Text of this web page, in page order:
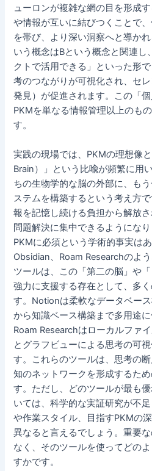
ューロンが複雑な網の目を形成
や情報が互いに結びつくことで
を帯び、より深い洞察へと導か
いう概念はBという概念と関連し
クトで活用できる」といった形
考のつながりが可視化され、セ
発見）が促進されます。この「
PKMを単なる情報管理以上のも
す。
実践の現場では、PKMの理想像
Brain）」という比喩が頻繁に用
ちの生物学的な脳の外部に、も
ステムを構築するという考え方
報を記憶し続ける負担から解放
問題解決に集中できるようにな
PKMに必須という学術的事実は
Obsidian、Roam Researchのよ
ツールは、この「第二の脳」や
強力に支援する存在として、多
す。Notionは柔軟なデータベー
から知識ベース構築まで多用途
Roam Researchはローカルファ
とグラフビューによる思考の可
す。これらのツールは、思考の断
知のネットワークを形成するた
す。ただし、どのツールが最も
いては、科学的な実証研究が不
や作業スタイル、目指すPKMの
異なると言えるでしょう。重要
なく、そのツールを使ってどの
すかです。